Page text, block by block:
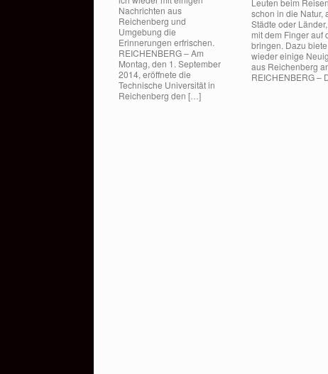
Nachrichten aus
Reichenberg und
Umgebung die
Erinnerungen erfrischen.
REICHENBERG – Am
Montag, den 1. September
2014, eröffnete die
Technische Universität in
Reichenberg den […]
schon in die Natur,
Städte oder
mit dem Finger auf
bringen. Dazu
wieder einige
aus Reichenberg
REICHENBERG –